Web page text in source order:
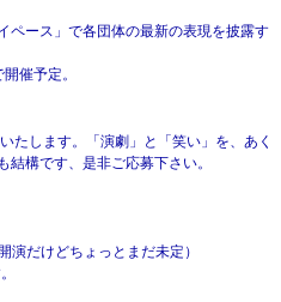
ペース」で各団体の最新の表現を披露す
催予定。
たします。「演劇」と「笑い」を、あく
構です、是非ご応募下さい。
だけどちょっとまだ未定）